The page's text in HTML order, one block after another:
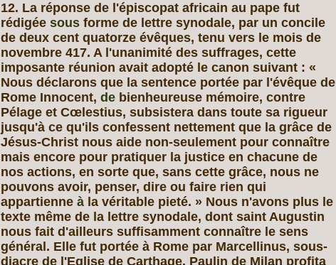
12. La réponse de l'épiscopat africain au pape fut
rédigée sous forme de lettre synodale, par un concile
de deux cent quatorze évêques, tenu vers le mois de
novembre 417. A l'unanimité des suffrages, cette
imposante réunion avait adopté le canon suivant : «
Nous déclarons que la sentence portée par l'évêque de
Rome Innocent, de bienheureuse mémoire, contre
Pélage et Cœlestius, subsistera dans toute sa rigueur
jusqu'à ce qu'ils confessent nettement que la grâce de
Jésus-Christ nous aide non-seulement pour connaître
mais encore pour pratiquer la justice en chacune de
nos actions, en sorte que, sans cette grâce, nous ne
pouvons avoir, penser, dire ou faire rien qui
appartienne à la véritable pieté. » Nous n'avons plus le
texte même de la lettre synodale, dont saint Augustin
nous fait d'ailleurs suffisamment connaître le sens
général. Elle fut portée à Rome par Marcellinus, sous-
diacre de l'Eglise de Carthage. Paulin de Milan profita